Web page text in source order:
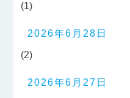
(1)
2026年6月28日
(2)
2026年6月27日